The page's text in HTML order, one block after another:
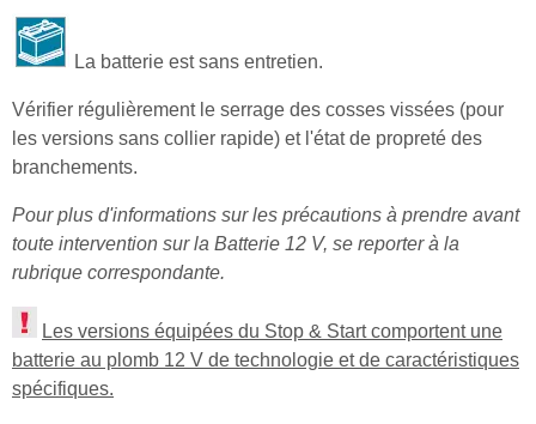
La batterie est sans entretien.
Vérifier régulièrement le serrage des cosses vissées (pour
les versions sans collier rapide) et l'état de propreté des
branchements.
Pour plus d'informations sur les précautions à prendre avant
toute intervention sur la Batterie 12 V, se reporter à la
rubrique correspondante.
Les versions équipées du Stop & Start comportent une
batterie au plomb 12 V de technologie et de caractéristiques
spécifiques.